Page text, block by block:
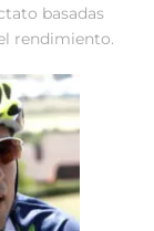
basadas
rendimiento.